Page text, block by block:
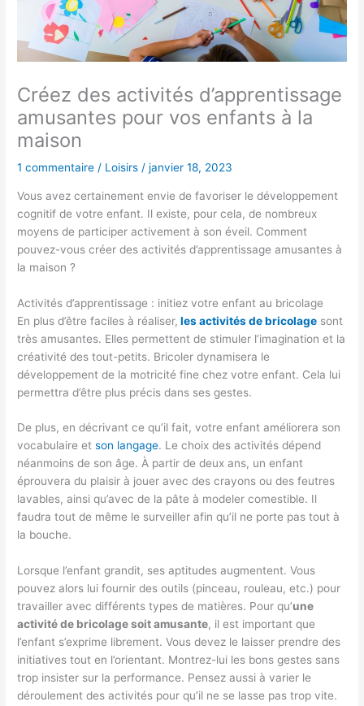
Créez des activités d’apprentissage
amusantes pour vos enfants à la
maison
1 commentaire / Loisirs /janvier 18, 2023
Vous avez certainement envie de favoriser le développement
cognitif de votre enfant. Il existe, pour cela, de nombreux
moyens de participer activement à son éveil. Comment
pouvez-vous créer des activités d’apprentissage amusantes à
la maison ?
Activités d’apprentissage : initiez votre enfant au bricolage
En plus d’être faciles à réaliser, les activités de bricolage sont
très amusantes. Elles permettent de stimuler l’imagination et la
créativité des tout-petits. Bricoler dynamisera le
développement de la motricité fine chez votre enfant. Cela lui
permettra d’être plus précis dans ses gestes.
De plus, en décrivant ce qu’il fait, votre enfant améliorera son
vocabulaire etson langage. Le choix des activités dépend
néanmoins de son âge. À partir de deux ans, un enfant
éprouvera du plaisir à jouer avec des crayons ou des feutres
lavables, ainsi qu’avec de la pâte à modeler comestible. Il
faudra tout de même le surveiller afin qu’il ne porte pas tout à
la bouche.
Lorsque l’enfant grandit, ses aptitudes augmentent. Vous
pouvez alors lui fournir des outils (pinceau, rouleau, etc.) pour
travailler avec différents types de matières. Pour qu’une
activité de bricolage soit amusante, il est important que
l’enfant s’exprime librement. Vous devez le laisser prendre des
initiatives tout en l’orientant. Montrez-lui les bons gestes sans
trop insister sur la performance. Pensez aussi à varier le
déroulement des activités pour qu’il ne se lasse pas trop vite.